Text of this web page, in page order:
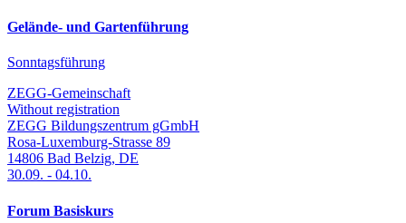
Gelände- und Gartenführung
Sonntagsführung
ZEGG-Gemeinschaft
Without registration
ZEGG Bildungszentrum gGmbH
Rosa-Luxemburg-Strasse 89
14806 Bad Belzig, DE
30.09. - 04.10.
Forum Basiskurs